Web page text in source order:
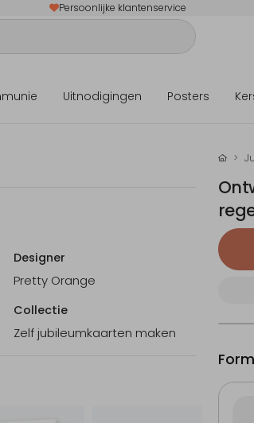
Persoonlijke klantenservice
Uitnodigingen Posters
Designer
Pretty Orange
Collectie
Zelf jubileumkaarten maken